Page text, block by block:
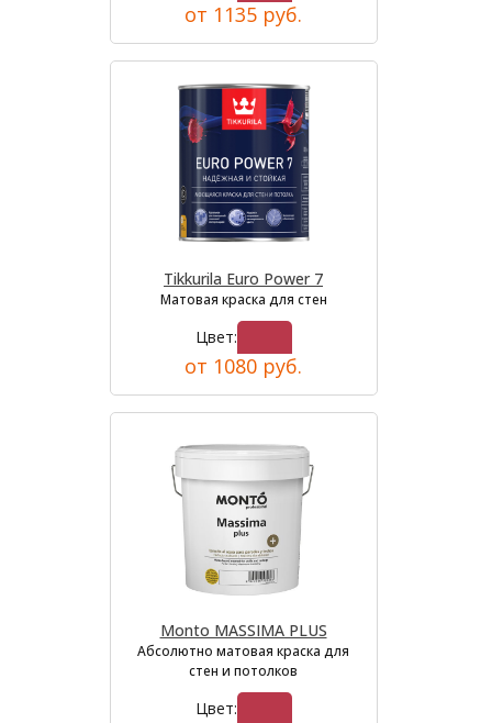
от 1135 руб.
Tikkurila Euro Power 7
Матовая краска для стен
Цвет:
от 1080 руб.
Monto MASSIMA PLUS
Абсолютно матовая краска для
стен и потолков
Цвет: